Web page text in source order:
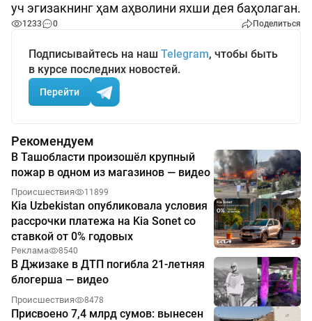
уч эгизакнинг ҳам аҳволини яхши дея баҳолаган.
1233 0 Поделиться
Подписывайтесь на наш Telegram, чтобы быть
в курсе последних новостей.
Перейти
Рекомендуем
В Ташобласти произошёл крупный
пожар в одном из магазинов — видео
Происшествия 11899
Kia Uzbekistan опубликовала условия
рассрочки платежа на Kia Sonet со
ставкой от 0% годовых
Реклама 8540
В Джизаке в ДТП погибла 21-летняя
блогерша — видео
Происшествия 8478
Присвоено 7,4 млрд сумов: вынесен